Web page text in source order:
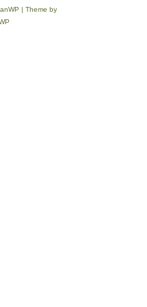
| Theme by